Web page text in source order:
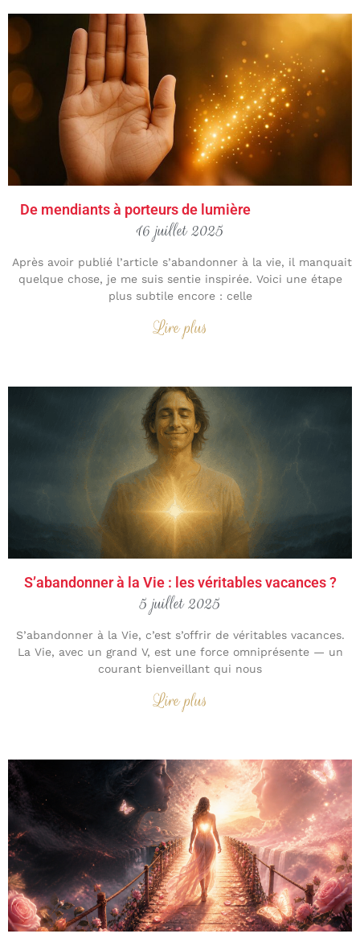
De mendiants à porteurs de lumière
16 juillet 2025
Après avoir publié l’article s’abandonner à la vie, il manquait
quelque chose, je me suis sentie inspirée. Voici une étape
plus subtile encore : celle
Lire plus
S’abandonner à la Vie : les véritables vacances ?
5 juillet 2025
S’abandonner à la Vie, c’est s’offrir de véritables vacances.
La Vie, avec un grand V, est une force omniprésente — un
courant bienveillant qui nous
Lire plus